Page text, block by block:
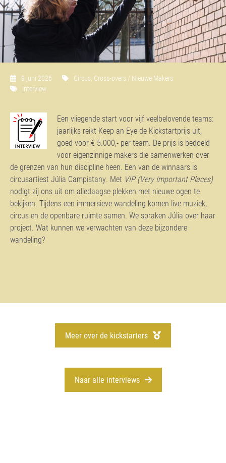
9 juni 2026 Circus, Cross-overs / Nieuwe Makers
Interview
Een vliegende start voor vijf veelbelovende teams:
jaarlijks reikt Keep an Eye de Kickstartprijs uit,
goed voor € 5.000,- per team. De prijs is bedoeld
voor eigenzinnige makers die samenwerken over
de grenzen van hun discipline heen. Een van de winnaars is
circusartiest Júlia Campistany. Met VIP (Very Important Places)
nodigt zij ons uit om alledaagse plekken met nieuwe ogen te
bekijken. Tijdens een immersieve wandeling komen live muziek,
circus en de openbare ruimte samen. We spraken Júlia over haar
project. Wat kunnen we verwachten van deze bijzondere
wandeling?
Meer over de kickstarters
Naar alle interviews